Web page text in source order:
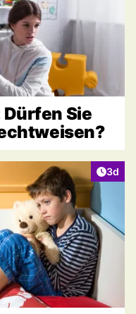
Sie
3d